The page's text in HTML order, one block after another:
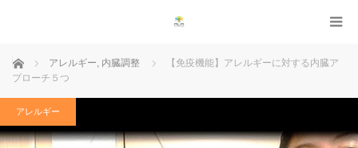
ホーム アレルギー, 内臓調整
【免疫機能】アレルギーに対する内臓ア
プローチ５つ
アレルギー